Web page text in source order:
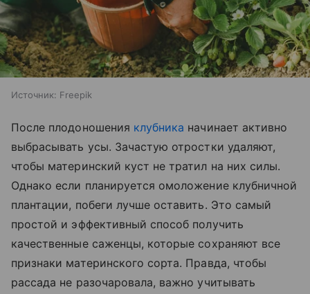
Источник: Freepik
После плодоношения клубника начинает активно
выбрасывать усы. Зачастую отростки удаляют,
чтобы материнский куст не тратил на них силы.
Однако если планируется омоложение клубничной
плантации, побеги лучше оставить. Это самый
простой и эффективный способ получить
качественные саженцы, которые сохраняют все
признаки материнского сорта. Правда, чтобы
рассада не разочаровала, важно учитывать